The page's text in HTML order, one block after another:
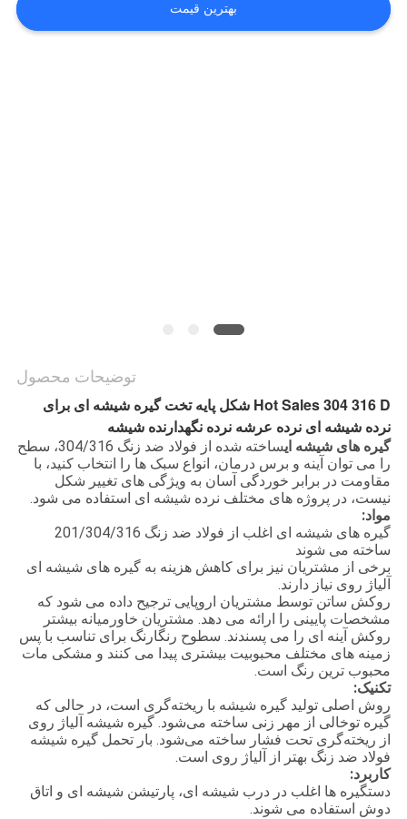
درخواست
بهترین قیمت
توضیحات محصول
Hot Sales 304 316 D شکل پایه تخت گیره شیشه ای برای
نرده شیشه ای نرده عرشه نرده نگهدارنده شیشه
گیره های شیشه ای
ساخته شده از فولاد ضد زنگ 304/316، سطح
را می توان آینه و برس درمان، انواع سبک ها را انتخاب کنید، با
مقاومت در برابر خوردگی آسان به ویژگی های تغییر شکل
نیست، در پروژه های مختلف نرده شیشه ای استفاده می شود.
مواد:
گیره های شیشه ای اغلب از فولاد ضد زنگ 201/304/316
ساخته می شوند
برخی از مشتریان نیز برای کاهش هزینه به گیره های شیشه ای
آلیاژ روی نیاز دارند.
روکش ساتن توسط مشتریان اروپایی ترجیح داده می شود که
مشخصات پایینی را ارائه می دهد. مشتریان خاورمیانه بیشتر
روکش آینه ای را می پسندند. سطوح رنگارنگ برای تناسب با پس
زمینه های مختلف محبوبیت بیشتری پیدا می کنند و مشکی مات
محبوب ترین رنگ است.
تکنیک:
روش اصلی تولید گیره شیشه با ریخته‌گری است، در حالی که
گیره توخالی از مهر زنی ساخته می‌شود. گیره شیشه آلیاژ روی
از ریخته‌گری تحت فشار ساخته می‌شود. بار تحمل گیره شیشه
فولاد ضد زنگ بهتر از آلیاژ روی است.
کاربرد:
دستگیره ها اغلب در درب شیشه ای، پارتیشن شیشه ای و اتاق
دوش استفاده می شوند.